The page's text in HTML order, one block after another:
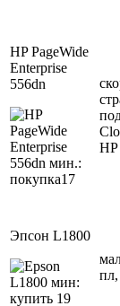
HP PageWide
Enterprise
556dn
HP
Эпсон L1800
пл,